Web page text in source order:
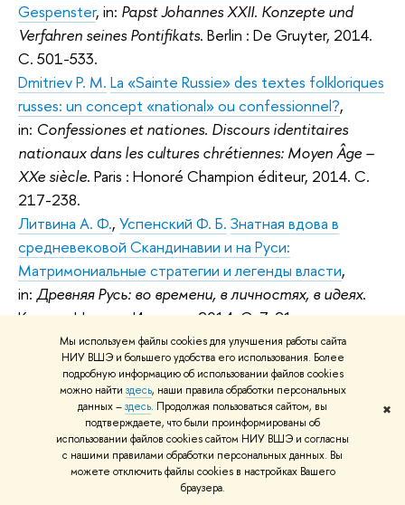
Мы используем файлы cookies для улучшения работы сайта
НИУ ВШЭ и большего удобства его использования. Более
подробную информацию об использовании файлов cookies
можно найти здесь, наши правила обработки персональных
данных –здесь. Продолжая пользоваться сайтом, вы
подтверждаете, что были проинформированы об
использовании файлов cookies сайтом НИУ ВШЭ и согласны
с нашими правилами обработки персональных данных. Вы
можете отключить файлы cookies в настройках Вашего
браузера.
✖
Gespenster, in: Papst Johannes XXII. Konzepte und
Verfahren seines Pontifikats. Berlin : De Gruyter, 2014.
С. 501-533.
Dmitriev P. M. Lа «Sainte Russie» des textes folkloriques
russes: un concept «national» ou confessionnel?,
in: Confessiones et nationes. Discours identitaires
nationaux dans les cultures chrétiennes: Moyen Âge –
XXe siècle. Paris : Honoré Champion éditeur, 2014. С.
217-238.
Литвина А. Ф., Успенский Ф. Б. Знатная вдова в
средневековой Скандинавии и на Руси:
Матримониальные стратегии и легенды власти,
in: Древняя Русь: во времени, в личностях, в идеях.
Казань : Нестор-История, 2014. С. 7-21.
Uspenskij F. What’s in a Name? Dynastic Power and
Antroponymics in Medieval Scandinavia and Rus’ (the
Case of Svyatoslav and Svyatoslava), in:Vers l’Orient et
vers l’Occident : regards croisés sur dynamiques et les
transferts culturels des Vikings à la Rous ancienne.
Caen : Presses universitaires de Caen, 2014. С. 377-